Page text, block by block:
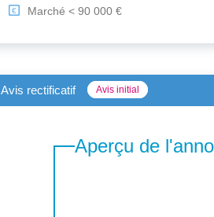
€ Marché < 90 000 €
Avis rectificatif Avis initial
Aperçu de